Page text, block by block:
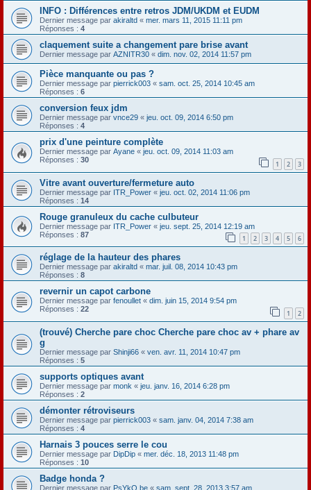
INFO : Différences entre retros JDM/UKDM et EUDM
Dernier message par akiraltd « mer. mars 11, 2015 11:11 pm
Réponses : 4
claquement suite a changement pare brise avant
Dernier message par AZNITR30 « dim. nov. 02, 2014 11:57 pm
Pièce manquante ou pas ?
Dernier message par pierrick003 « sam. oct. 25, 2014 10:45 am
Réponses : 6
conversion feux jdm
Dernier message par vnce29 « jeu. oct. 09, 2014 6:50 pm
Réponses : 4
prix d'une peinture complète
Dernier message par Ayane « jeu. oct. 09, 2014 11:03 am
Réponses : 30 1 2 3
Vitre avant ouverture/fermeture auto
Dernier message par ITR_Power « jeu. oct. 02, 2014 11:06 pm
Réponses : 14
Rouge granuleux du cache culbuteur
Dernier message par ITR_Power « jeu. sept. 25, 2014 12:19 am
Réponses : 87 1 2 3 4 5 6
réglage de la hauteur des phares
Dernier message par akiraltd « mar. juil. 08, 2014 10:43 pm
Réponses : 8
revernir un capot carbone
Dernier message par fenoullet « dim. juin 15, 2014 9:54 pm
Réponses : 22 1 2
(trouvé) Cherche pare choc Cherche pare choc av + phare av
g
Dernier message par Shinji66 « ven. avr. 11, 2014 10:47 pm
Réponses : 5
supports optiques avant
Dernier message par monk « jeu. janv. 16, 2014 6:28 pm
Réponses : 2
démonter rétroviseurs
Dernier message par pierrick003 « sam. janv. 04, 2014 7:38 am
Réponses : 4
Harnais 3 pouces serre le cou
Dernier message par DipDip « mer. déc. 18, 2013 11:48 pm
Réponses : 10
Badge honda ?
Dernier message par PsYkO.be « sam. sept. 28, 2013 3:57 am